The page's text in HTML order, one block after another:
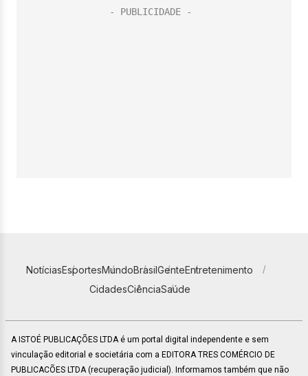
NotíciasEsportesMundoBrasilGenteEntretenimento
CidadesCiênciaSaúde
A ISTOÉ PUBLICAÇÕES LTDA é um portal digital independente e sem
vinculação editorial e societária com a EDITORA TRES COMÉRCIO DE
PUBLICACÕES LTDA (recuperação judicial). Informamos também que não